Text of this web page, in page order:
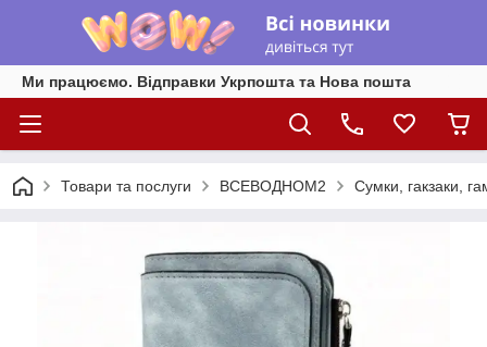
Ми працюємо. Відправки Укрпошта та Нова пошта
Товари та послуги ВСЕВОДНОМ2 Сумки, гакзаки,